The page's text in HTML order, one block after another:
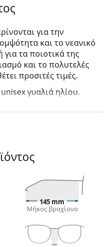
για την
και το νεανικό
τα ποιοτικά της
και το πολυτελές
προσιτές τιμές.
unisex γυαλιά ηλίου.
ταιριάζει απόλυτα με
ηλίου
είναι
(bio-acetate). Αυτό
φυσικούς και
συμβάλλουν στη
καθώς και στην
145 mm
Μήκος βραχίονα